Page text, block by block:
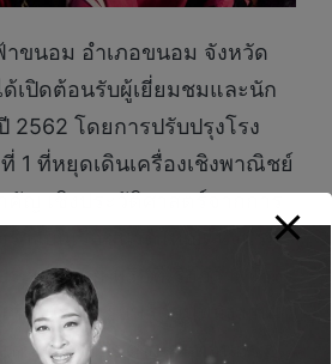
าขนอม อำเภอขนอม จังหวัด
เปิดต้อนรับผู้เยี่ยมชมและนัก
2562 โดยการปรับปรุงโรง
1 ที่หยุดเดินเครื่องเชิงพาณิชย์
ญ เชิงประวัติศาสตร์จากการ
ร้างบนเรือขนาดใหญ่แห่งแรก
ะเทศไทย หรือที่เรียกว่า “โรง
ห้เป็นศูนย์เรียนรู้ด้านพลังงาน
ตไฟฟ้า ตลอดจนสะท้อนการ